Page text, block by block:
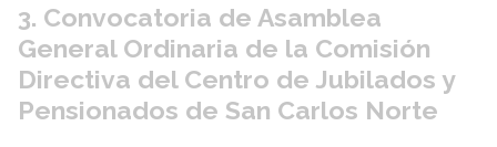
Convocatoria de Asamblea
General Ordinaria de la Comisión
Directiva del Centro de Jubilados y
Pensionados de San Carlos Norte